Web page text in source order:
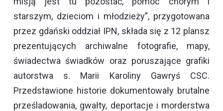
starszym, dzieciom i młodzieży”, przygotowana
przez gdański oddział IPN, składa się z 12 plansz
prezentujących archiwalne fotografie, mapy,
świadectwa świadków oraz poruszające grafiki
autorstwa s. Marii Karoliny Gawryś CSC.
Przedstawione historie dokumentowały brutalne
prześladowania, gwałty, deportacje i morderstwa